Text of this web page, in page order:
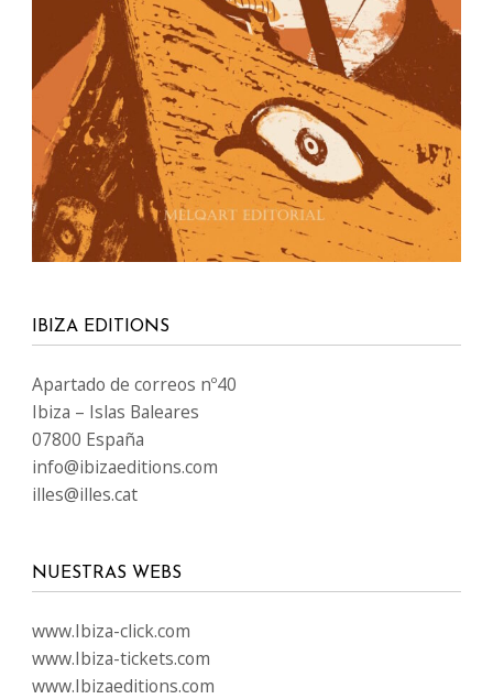
IBIZA EDITIONS
Apartado de correos nº40
Ibiza – Islas Baleares
07800 España
info@ibizaeditions.com
illes@illes.cat
NUESTRAS WEBS
www.Ibiza-click.com
www.Ibiza-tickets.com
www.Ibizaeditions.com